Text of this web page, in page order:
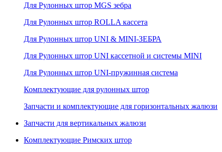
Для Рулонных штор MGS зебра
Для Рулонных штор ROLLA кассета
Для Рулонных штор UNI & MINI-ЗЕБРА
Для Рулонных штор UNI кассетной и системы MINI
Для Рулонных штор UNI-пружинная система
Комплектующие для рулонных штор
Запчасти и комплектующие для горизонтальных жалюзи
Запчасти для вертикальных жалюзи
Комплектующие Римских штор